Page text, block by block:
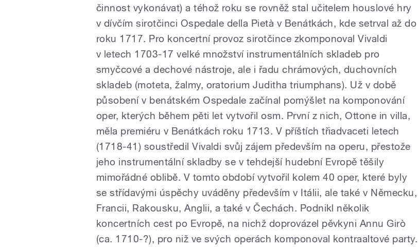
činnost vykonávat) a téhož roku se rovněž stal učitelem houslové hry
v dívčím sirotčinci Ospedale della Pietà v Benátkách, kde setrval až do
roku 1717. Pro koncertní provoz sirotčince zkomponoval Vivaldi
v letech 1703-17 velké množství instrumentálních skladeb pro
smyčcové a dechové nástroje, ale i řadu chrámových, duchovních
skladeb (moteta, žalmy, oratorium Juditha triumphans). Už v době
působení v benátském Ospedale začínal pomýšlet na komponování
oper, kterých během pěti let vytvořil osm. První z nich, Ottone in villa,
měla premiéru v Benátkách roku 1713. V příštích třiadvaceti letech
(1718-41) soustředil Vivaldi svůj zájem především na operu, přestože
jeho instrumentální skladby se v tehdejší hudební Evropě těšily
mimořádné oblibě. V tomto období vytvořil kolem 40 oper, které byly
se střídavými úspěchy uváděny především v Itálii, ale také v Německu,
Francii, Rakousku, Anglii, a také v Čechách. Podnikl několik
koncertních cest po Evropě, na nichž doprovázel pěvkyni Annu Girò
(ca. 1710-?), pro niž ve svých operách komponoval kontraaltové party.